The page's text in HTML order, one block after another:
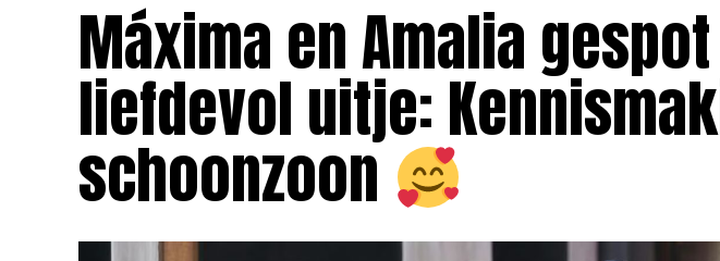
Máxima en Amalia
liefdevol uitje:
schoonzoon